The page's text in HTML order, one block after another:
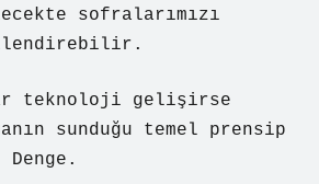
sofralarımızı
teknoloji gelişirse
sunduğu temel prensip
Denge.